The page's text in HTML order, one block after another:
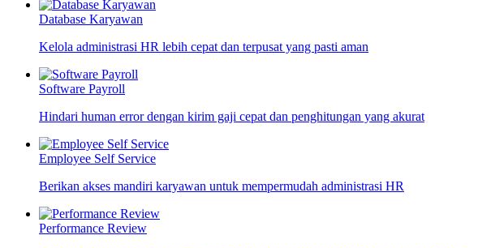
Database Karyawan
Kelola administrasi HR lebih cepat dan terpusat yang pasti aman
Software Payroll
Hindari human error dengan kirim gaji cepat dan penghitungan yang akurat
Employee Self Service
Berikan akses mandiri karyawan untuk mempermudah administrasi HR
Performance Review